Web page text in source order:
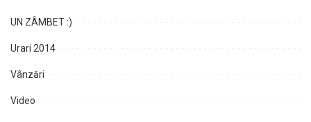
UN ZÂMBET :)
Urari 2014
Vânzări
Video